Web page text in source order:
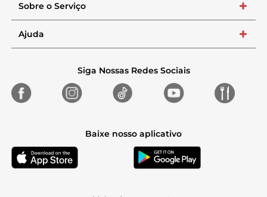
Sobre o Serviço +
Ajuda +
Siga Nossas Redes Sociais
Baixe nosso aplicativo